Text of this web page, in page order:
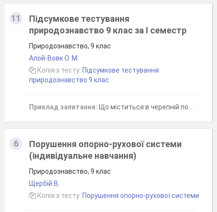
11
Підсумкове тестування
природознавство 9 клас за І семестр
Природознавство, 9 клас
Алой-Вовк O. М.
Копія з тесту: Підсумкове тестування
природознавство 9 клас
Приклад запитання: Що міститься в черепній порожнині?
6
Порушення опорно-рухової системи
(індивідуальне навчання)
Природознавство, 9 клас
Щербій В.
Копія з тесту: Порушення опорно-рухової системи